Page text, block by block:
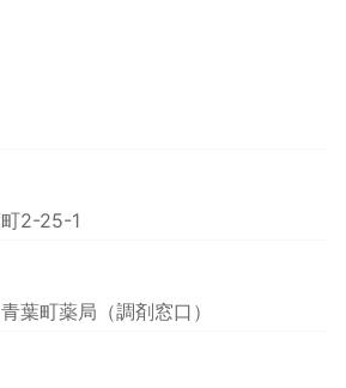
2-25-1
葉町薬局（調剤窓口）